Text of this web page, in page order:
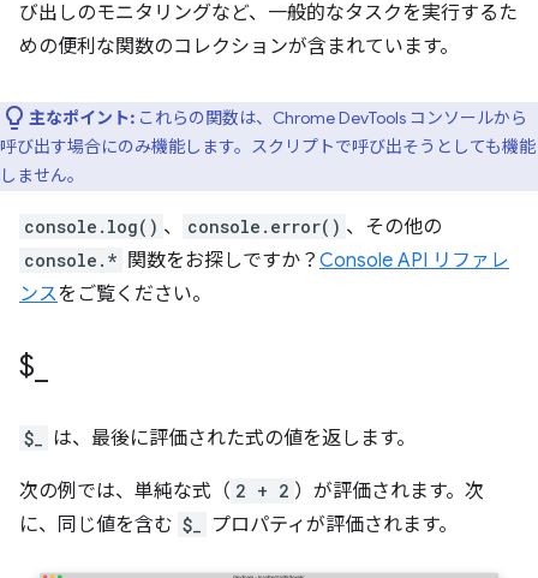
び出しのモニタリングなど、一般的なタスクを実行するた
めの便利な関数のコレクションが含まれています。
主なポイント: これらの関数は、Chrome DevTools コンソールから
呼び出す場合にのみ機能します。スクリプトで呼び出そうとしても機能
しません。
console.log() 、 console.error() 、その他の
console.* 関数をお探しですか？ Console API リファレ
ンスをご覧ください。
$
$_ は、最後に評価された式の値を返します。
次の例では、単純な式（ 2 + 2 ）が評価されます。次
に、同じ値を含む $_ プロパティが評価されます。